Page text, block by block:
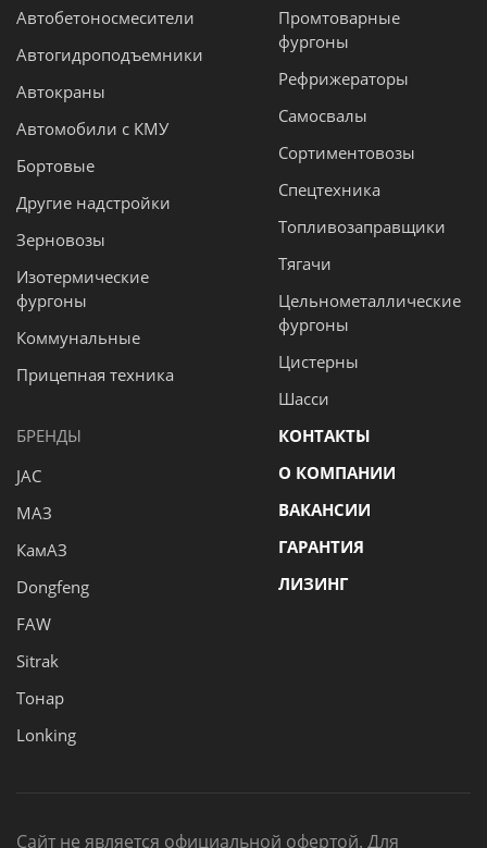
Автобетоносмесители
Автогидроподъемники
Автокраны
Автомобили с КМУ
Бортовые
Другие надстройки
Зерновозы
Изотермические
фургоны
Коммунальные
Прицепная техника
Промтоварные
фургоны
Рефрижераторы
Самосвалы
Сортиментовозы
Спецтехника
Топливозаправщики
Тягачи
Цельнометаллические
фургоны
Цистерны
Шасси
БРЕНДЫ
JAC
МАЗ
КамАЗ
Dongfeng
FAW
Sitrak
Тонар
Lonking
КОНТАКТЫ
О КОМПАНИИ
ВАКАНСИИ
ГАРАНТИЯ
ЛИЗИНГ
Сайт не является официальной офертой. Для